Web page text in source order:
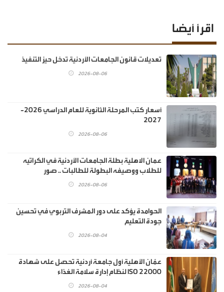
اقرأ أيضا
تعديلات قانون الجامعات الأردنية تدخل حيز التنفيذ
2026-08-06
أسعار كتب المرحلة الثانوية للعام الدراسي 2026-
2027
2026-08-06
عمان الاهلية بطلة الجامعات الأردنية في الكراتيه
للطلاب ووصيفه البطولة للطالبات .. صور
2026-08-06
الحوامدة يؤكد على دور المشرف التربوي في تحسين
جودة التعليم
2026-08-04
عمّان الأهلية أول جامعة أردنية تحصل على شهادة
ISO 22000 لنظام إدارة سلامة الغذاء
2026-08-04